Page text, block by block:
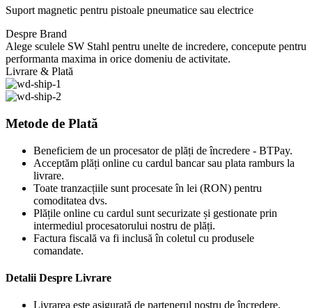
Suport magnetic pentru pistoale pneumatice sau electrice
Despre Brand
Alege sculele SW Stahl pentru unelte de incredere, concepute pentru
performanta maxima in orice domeniu de activitate.
Livrare & Plată
Metode de Plată
Beneficiem de un procesator de plăți de încredere - BTPay.
Acceptăm plăți online cu cardul bancar sau plata ramburs la
livrare.
Toate tranzacțiile sunt procesate în lei (RON) pentru
comoditatea dvs.
Plățile online cu cardul sunt securizate și gestionate prin
intermediul procesatorului nostru de plăți.
Factura fiscală va fi inclusă în coletul cu produsele
comandate.
Detalii Despre Livrare
Livrarea este asigurată de partenerul nostru de încredere,